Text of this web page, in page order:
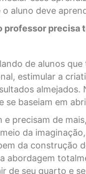
aluno deve
professor precisa
de alunos
estimular a
almejados.
se baseiam em
e precisam de
da
da construção
abordagem
de seu quarto e